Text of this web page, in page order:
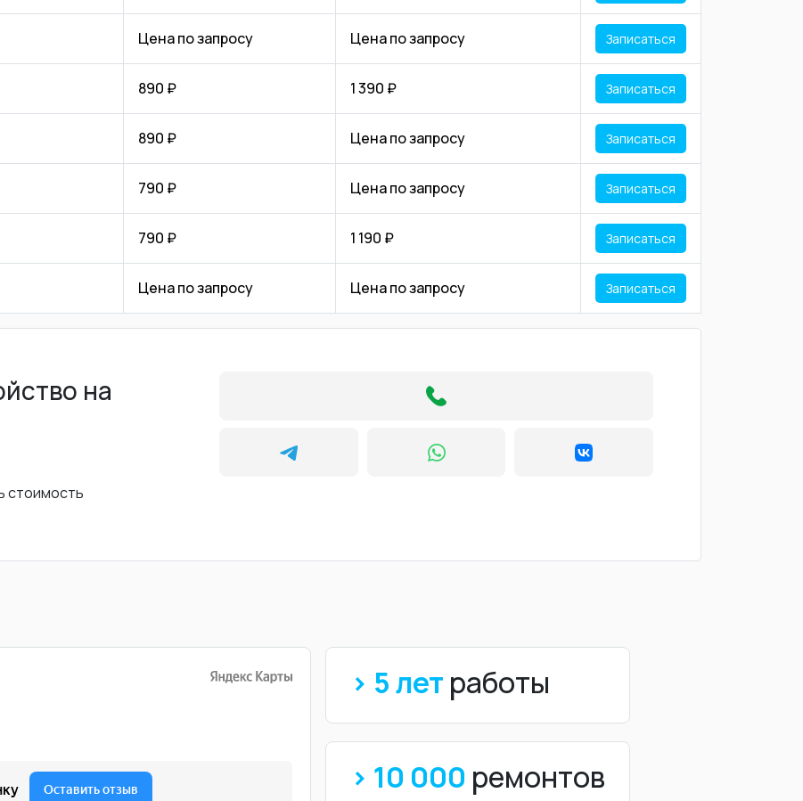
Цена по запросу Цена по запросу Записаться
890 ₽ 1 390 ₽ Записаться
890 ₽ Цена по запросу Записаться
790 ₽ Цена по запросу Записаться
790 ₽ 1 190 ₽ Записаться
Цена по запросу Цена по запросу Записаться
на
стоимость
> 5 лет работы
> 10 000 ремонтов